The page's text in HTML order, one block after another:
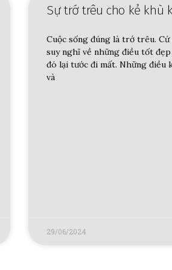
Sự trớ trêu cho kẻ khù
Cuộc sống đúng là trớ trêu.
suy nghĩ về những điều tốt
đó lại tước đi mất. Những điều
và
29/06/2024